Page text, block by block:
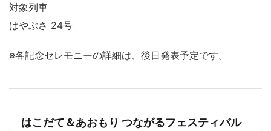
対象列車
はやぶさ 24号
※各記念セレモニーの詳細は、後日発表予定です。
はこだて＆あおもり つながるフェスティバル